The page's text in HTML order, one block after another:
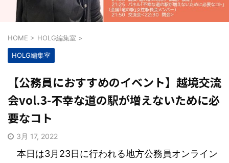
HOME > HOLG編集室 >
HOLG編集室
【公務員におすすめのイベント】越境交流
会vol.3-不幸な道の駅が増えないために必
要なコト
3月 17, 2022
本日は3月23日に行われる地方公務員オンライン